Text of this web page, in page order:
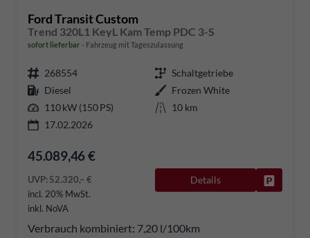
Ford Transit Custom
Trend 320L1 KeyL Kam Temp PDC 3-S
sofort lieferbar Fahrzeug mit Tageszulassung
268554
Schaltgetriebe
Diesel
Frozen White
110 kW (150 PS)
10 km
17.02.2026
45.089,46 €
UVP:52.320,– €
incl. 20% MwSt.
inkl. NoVA
Details
Verbrauch kombiniert: 7,20 l/100km